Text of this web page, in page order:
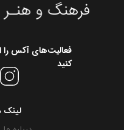
​فعالیت‌های آکس را
کنید